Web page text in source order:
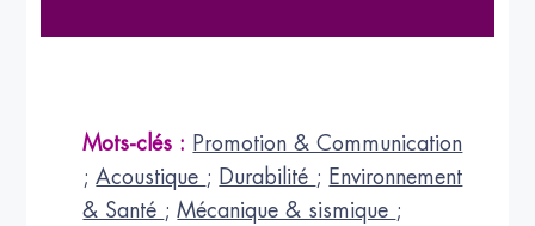
Mots-clés : Promotion & Communication
;Acoustique ; Durabilité ; Environnement
& Santé ;Mécanique & sismique ;